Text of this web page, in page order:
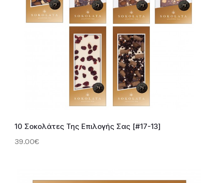
10 Σοκολάτες Της Επιλογής Σας [#17-13]
39.00€